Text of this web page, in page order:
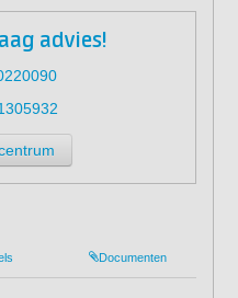
advies!
Documenten